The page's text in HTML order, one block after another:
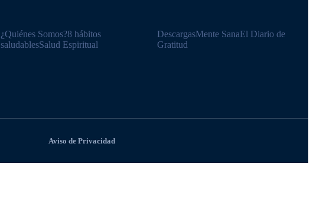
¿Quiénes Somos?8 hábitos
saludablesSalud Espiritual
DescargasMente SanaEl Diario de
Gratitud
Aviso de Privacidad